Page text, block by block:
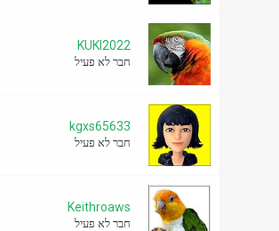
KUKI2022
חבר לא פעיל
kgxs65633
חבר לא פעיל
Keithroaws
חבר לא פעיל